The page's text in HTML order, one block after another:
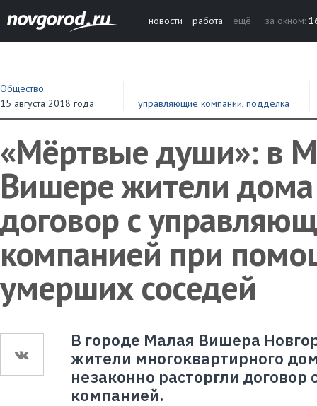
новости работа ещё за окном:
Общество
15 августа 2018 года
управляющие компании, подделка
документов,недвижимость
«Мёртвые души»: в
Вишере жители дома
договор с
компанией при
умерших соседей
В городе Малая Вишера
жители многоквартирного
незаконно расторгли
компанией.